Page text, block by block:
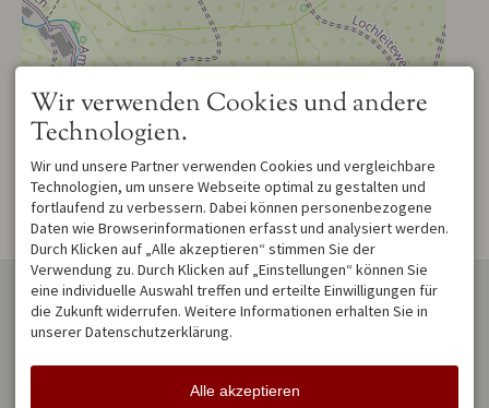
Leaflet
KONTAKT
Ferienwohnung Alpentraum
Wir verwenden Cookies und andere
Technologien.
Wir und unsere Partner verwenden Cookies und vergleichbare
Technologien, um unsere Webseite optimal zu gestalten und
fortlaufend zu verbessern. Dabei können personenbezogene
Daten wie Browserinformationen erfasst und analysiert werden.
Durch Klicken auf „Alle akzeptieren“ stimmen Sie der
Verwendung zu. Durch Klicken auf „Einstellungen“ können Sie
eine individuelle Auswahl treffen und erteilte Einwilligungen für
die Zukunft widerrufen. Weitere Informationen erhalten Sie in
unserer Datenschutzerklärung.
Alle akzeptieren